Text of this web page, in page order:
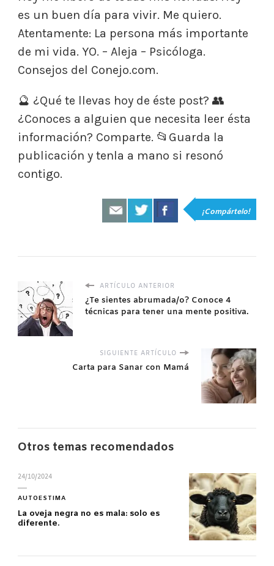
es un buen día para vivir. Me quiero.
Atentamente: La persona más importante
de mi vida. YO. – Aleja – Psicóloga.
Consejos del Conejo.com.
🔮 ¿Qué te llevas hoy de éste post? 👥
¿Conoces a alguien que necesita leer ésta
información? Comparte. 📂Guarda la
publicación y tenla a mano si resonó
contigo.
¡Compártelo!
ARTÍCULO ANTERIOR
¿Te sientes abrumada/o? Conoce 4
técnicas para tener una mente positiva.
SIGUIENTE ARTÍCULO
Carta para Sanar con Mamá
Otros temas recomendados
24/10/2024
AUTOESTIMA
La oveja negra no es mala: solo es
diferente.